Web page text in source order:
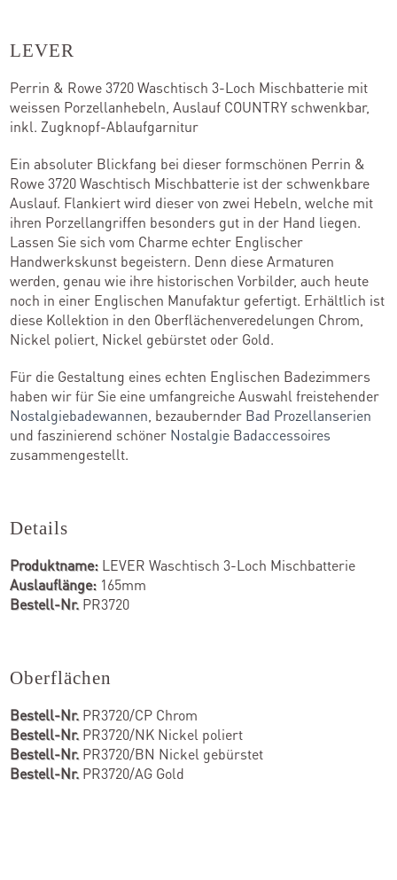
Kataloge
Team
Standorte
Händler werden
Outlet-Store
LEVER
Perrin & Rowe 3720 Waschtisch 3-Loch Mischbatterie mit
weissen Porzellanhebeln, Auslauf COUNTRY schwenkbar,
inkl. Zugknopf-Ablaufgarnitur
Ein absoluter Blickfang bei dieser formschönen Perrin &
Rowe 3720 Waschtisch Mischbatterie ist der schwenkbare
Auslauf. Flankiert wird dieser von zwei Hebeln, welche mit
ihren Porzellangriffen besonders gut in der Hand liegen.
Lassen Sie sich vom Charme echter Englischer
Handwerkskunst begeistern. Denn diese Armaturen
werden, genau wie ihre historischen Vorbilder, auch heute
noch in einer Englischen Manufaktur gefertigt. Erhältlich ist
diese Kollektion in den Oberflächenveredelungen Chrom,
Nickel poliert, Nickel gebürstet oder Gold.
Für die Gestaltung eines echten Englischen Badezimmers
haben wir für Sie eine umfangreiche Auswahl freistehender
Nostalgiebadewannen , bezaubernder Bad Prozellanserien
und faszinierend schöner Nostalgie Badaccessoires
zusammengestellt.
Details
Produktname: LEVER Waschtisch 3-Loch Mischbatterie
Auslauflänge: 165mm
Bestell-Nr. PR3720
Oberflächen
Bestell-Nr. PR3720/CP Chrom
Bestell-Nr. PR3720/NK Nickel poliert
Bestell-Nr. PR3720/BN Nickel gebürstet
Bestell-Nr. PR3720/AG Gold